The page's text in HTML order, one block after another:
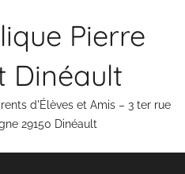
Pierre
Dinéault
d'Élèves et Amis – 3 ter rue
29150 Dinéault